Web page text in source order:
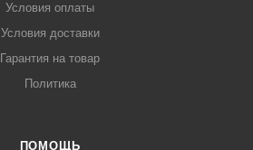
Условия оплаты
Условия доставки
Гарантия на товар
Политика
ПОМОЩЬ